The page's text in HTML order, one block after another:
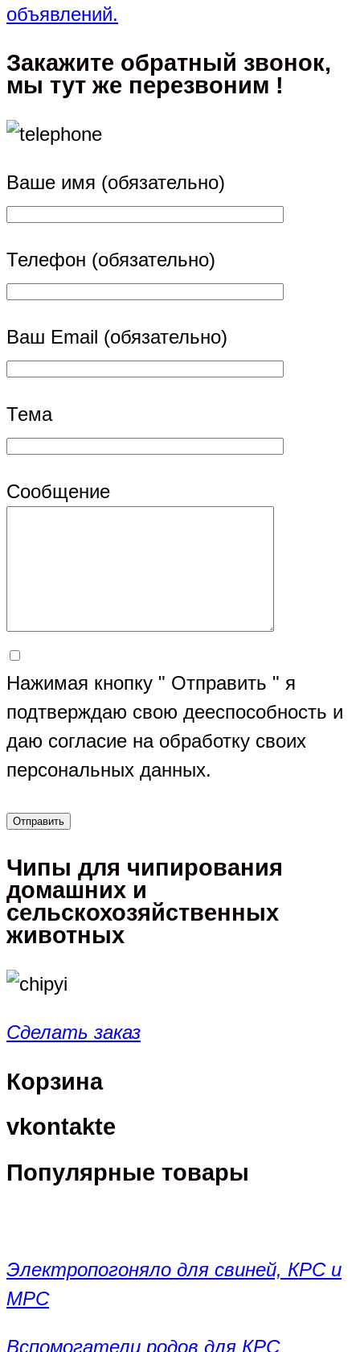
объявлений.
Закажите обратный звонок,
мы тут же перезвоним !
Ваше имя (обязательно)
Телефон (обязательно)
Ваш Email (обязательно)
Тема
Сообщение
Нажимая кнопку " Отправить " я
подтверждаю свою дееспособность и
даю согласие на обработку своих
персональных данных.
Чипы для чипирования
домашних и
сельскохозяйственных
животных
Сделать заказ
Корзина
vkontakte
Популярные товары
Электропогоняло для свиней, КРС и
МРС
Вспомогатели родов для КРС